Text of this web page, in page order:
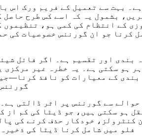
بشمول یہ کہ اسے کس طرح
کے انتظام کی کمی ہو،
کرنا جو ان گورننس خصوصیات کی
بندی اور تقسیم ہے۔ اگر فائل
ہو سکتی ہے۔ یہ خطرہ غیر
کے معیارات کو نافذ
سے گورننس پر اثر ڈالتی
ہو سکتی ہیں، جو ڈیٹا کی کم
کنٹرولز، خودکار حذف کرنے کی
فلو میں شامل کرنا ڈیٹا کی